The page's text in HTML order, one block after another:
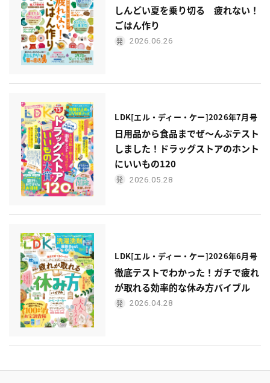
しんどい夏を乗り切る 疲れない！
ごはん作り
2026.06.26
LDK[エル・ディー・ケー]2026年7月号
日用品から食品までぜ〜んぶテスト
しました！ドラッグストアのホント
にいいもの120
2026.05.28
LDK[エル・ディー・ケー]2026年6月号
徹底テストでわかった！ガチで疲れ
が取れる効率的な休み方バイブル
2026.04.28